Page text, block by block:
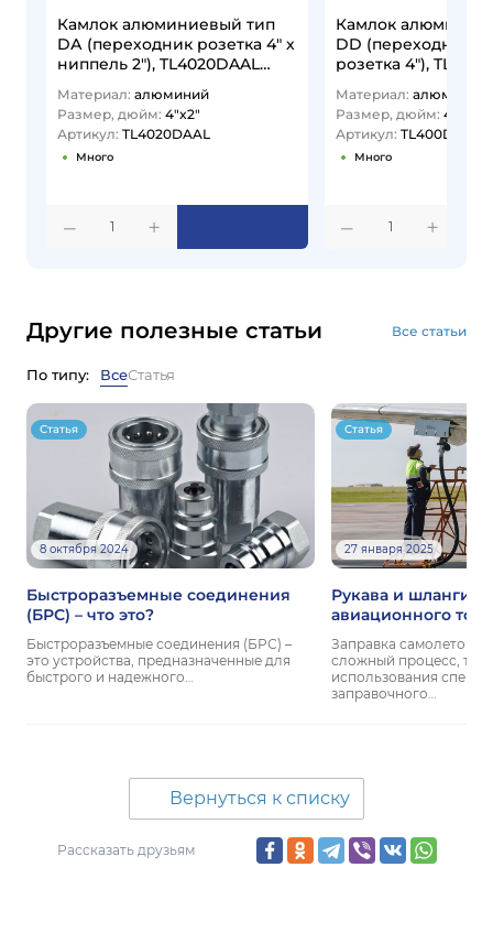
Камлок алюминиевый тип
DА (переходник розетка 4" х
ниппель 2"), TL4020DAAL
Материал: алюминий
Размер, дюйм: 4"x2"
Артикул: TL4020DAAL
Много
1
Камлок
DD (переходник
розетка 4"),
Материал: алюминий
Размер, дюйм: 4x4
Артикул: TL400DDAL
Много
1
Другие полезные статьи Все статьи
По типу: ВсеСтатья
Статья
8 октября 2024
Быстроразъемные соединения
(БРС) – что это?
Быстроразъемные соединения (БРС) –
это устройства, предназначенные для
быстрого и надежного…
Статья
27 января 2025
Рукава и шланги
авиационного
заправки
Заправка самолетов –
сложный процесс,
использования
заправочного…
Вернуться к списку
Рассказать друзьям